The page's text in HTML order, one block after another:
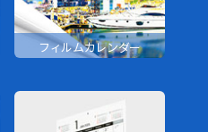
フィルムカレンダー